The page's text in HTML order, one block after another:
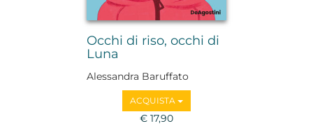
Occhi di riso, occhi di
Luna
Alessandra Baruffato
ACQUISTA
€ 17,90